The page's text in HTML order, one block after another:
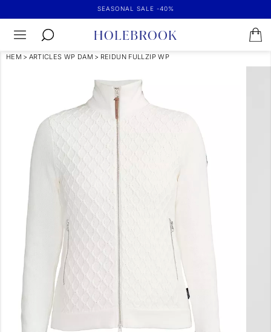
SEASONAL SALE -40%
HEM > ARTICLES WP DAM > REIDUN FULLZIP WP